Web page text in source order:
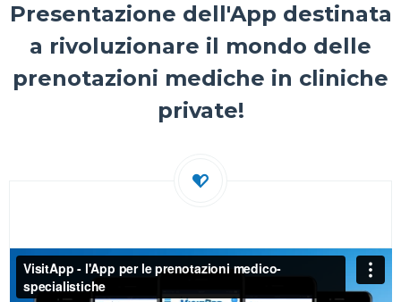
Presentazione dell'App destinata
a rivoluzionare il mondo delle
prenotazioni mediche in cliniche
private!